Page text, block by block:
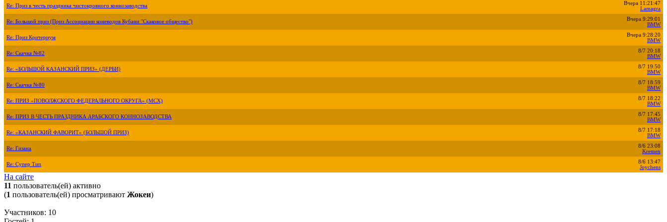
Re: Приз в честь праздника чистокровного коннозаводства
Вчера 11:21:47
Lamagra
Re: Большой приз (Приз Ассоциации коневодов Кубани "Скаковое общество")
Вчера 9:29:01
BMW
Re: Приз Критериум
Вчера 9:28:20
BMW
Re: Скачка №82
8/7 20:18
BMW
Re: «БОЛЬШОЙ КАЗАНСКИЙ ПРИЗ» (ДЕРБИ)
8/7 19:50
BMW
Re: Скачка №80
8/7 18:59
BMW
Re: ПРИЗ «ПОВОЛЖСКОГО ФЕДЕРАЛЬНОГО ОКРУГА» (МСХ)
8/7 18:22
BMW
Re: ПРИЗ В ЧЕСТЬ ПРАЗДНИКА АРАБСКОГО КОННОЗАВОДСТВА
8/7 17:45
BMW
Re: «КАЗАНСКИЙ ФАВОРИТ» (БОЛЬШОЙ ПРИЗ)
8/7 17:18
BMW
Re: Гизана
8/6 23:08
Kremen
Re: Супер Тип
8/6 13:47
Joychens
На сайте
11 пользователь(ей) активно
(1 пользователь(ей) просматривают Жокеи)
Участников: 10